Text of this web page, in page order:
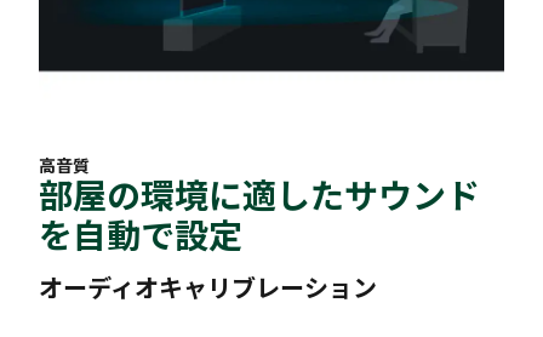
高音質
部屋の環境に適したサウンド
を自動で設定
オーディオキャリブレーション